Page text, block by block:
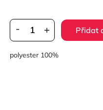
Přidat
polyester 100%